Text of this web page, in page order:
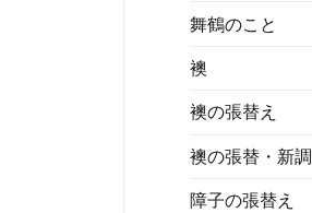
舞鶴のこと
襖
襖の張替え
襖の張替・新調
障子の張替え